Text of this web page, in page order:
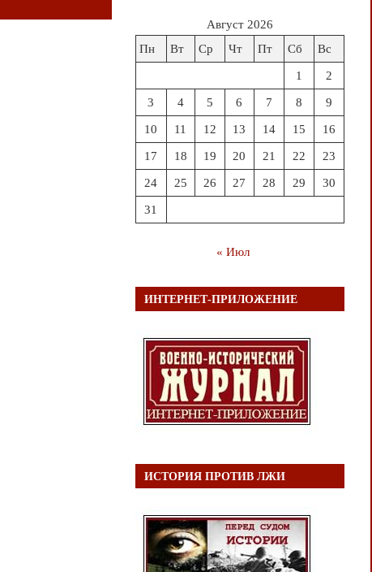
Август 2026
Пн
Вт Ср Чт Пт Сб Вс
1 2
3 4 5 6 7 8 9
10 11 12 13 14 15 16
17 18 19 20 21 22 23
24 25 26 27 28 29 30
31
« Июл
ИНТЕРНЕТ-ПРИЛОЖЕНИЕ
ИСТОРИЯ ПРОТИВ ЛЖИ